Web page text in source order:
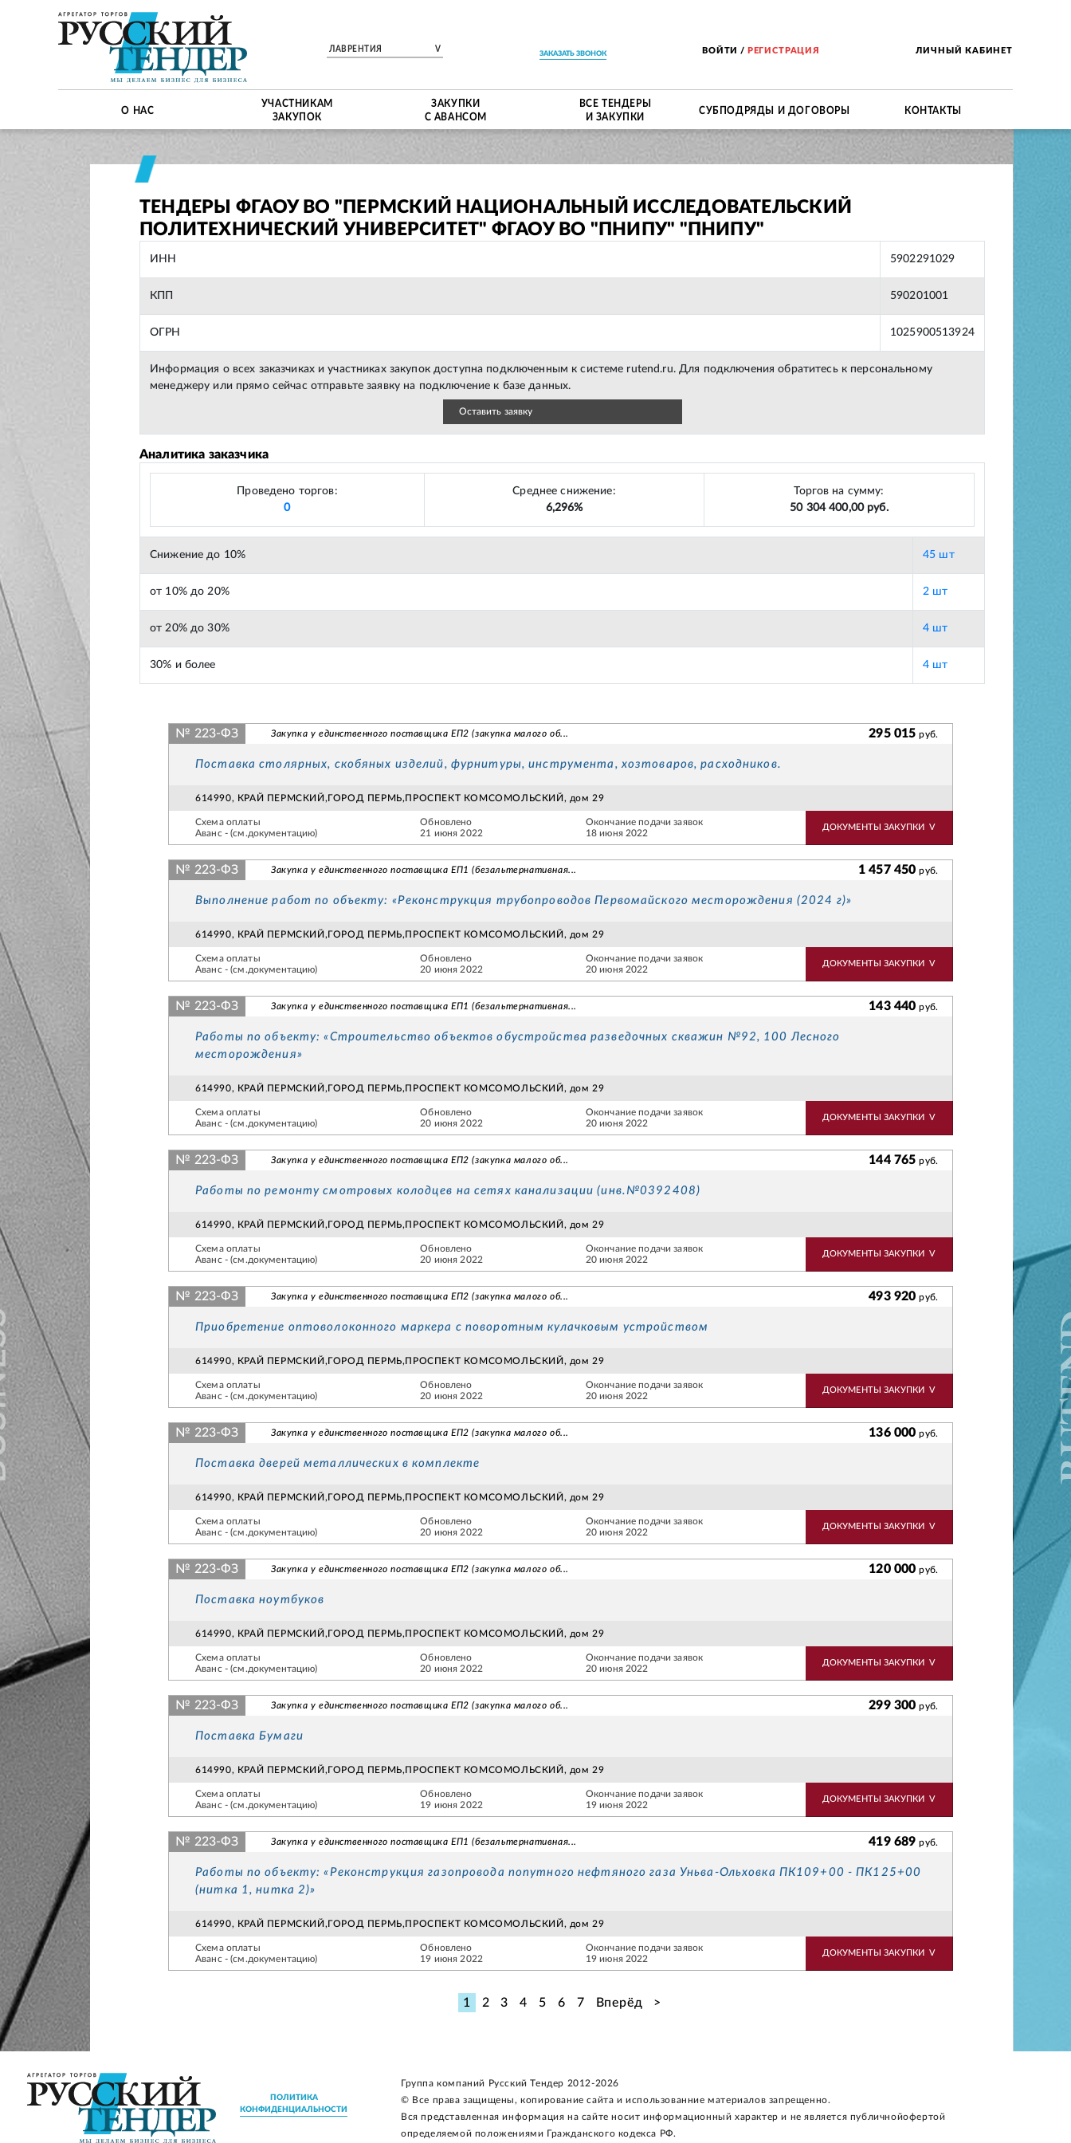
ЛАВРЕНТИЯ V ЗАКАЗАТЬ ЗВОНОК ВОЙТИ / РЕГИСТРАЦИЯ ЛИЧНЫЙ КАБИНЕТ
О НАС
УЧАСТНИКАМ
ЗАКУПОК
ЗАКУПКИ
С АВАНСОМ
ВСЕ ТЕНДЕРЫ
И ЗАКУПКИ
СУБПОДРЯДЫ И ДОГОВОРЫ КОНТАКТЫ
ТЕНДЕРЫ ФГАОУ ВО "ПЕРМСКИЙ НАЦИОНАЛЬНЫЙ ИССЛЕДОВАТЕЛЬСКИЙ
ПОЛИТЕХНИЧЕСКИЙ УНИВЕРСИТЕТ" ФГАОУ ВО "ПНИПУ" "ПНИПУ"
ИНН 5902291029
КПП 590201001
ОГРН 1025900513924
Информация о всех заказчиках и участниках закупок доступна подключенным к системе rutend.ru. Для подключения обратитесь к персональному
менеджеру или прямо сейчас отправьте заявку на подключение к базе данных.
Оставить заявку
Аналитика заказчика
Проведено торгов:
0
Среднее снижение:
6,296%
Торгов на сумму:
50 304 400,00 руб.
Снижение до 10% 45 шт
от 10% до 20% 2 шт
от 20% до 30% 4 шт
30% и более 4 шт
№ 223-ФЗ Закупка у единственного поставщика ЕП2 (закупка малого об... 295 015руб.
Поставка столярных, скобяных изделий, фурнитуры, инструмента, хозтоваров, расходников.
614990, КРАЙ ПЕРМСКИЙ,ГОРОД ПЕРМЬ,ПРОСПЕКТ КОМСОМОЛЬСКИЙ, дом 29
Схема оплаты
Аванс - (см.документацию)
Обновлено
21 июня 2022
Окончание подачи заявок
18 июня 2022
ДОКУМЕНТЫ ЗАКУПКИ V
№ 223-ФЗ Закупка у единственного поставщика ЕП1 (безальтернативная... 1 457 450руб.
Выполнение работ по объекту: «Реконструкция трубопроводов Первомайского месторождения (2024 г)»
614990, КРАЙ ПЕРМСКИЙ,ГОРОД ПЕРМЬ,ПРОСПЕКТ КОМСОМОЛЬСКИЙ, дом 29
Схема оплаты
Аванс - (см.документацию)
Обновлено
20 июня 2022
Окончание подачи заявок
20 июня 2022
ДОКУМЕНТЫ ЗАКУПКИ V
№ 223-ФЗ Закупка у единственного поставщика ЕП1 (безальтернативная... 143 440руб.
Работы по объекту: «Строительство объектов обустройства разведочных скважин №92, 100 Лесного
месторождения»
614990, КРАЙ ПЕРМСКИЙ,ГОРОД ПЕРМЬ,ПРОСПЕКТ КОМСОМОЛЬСКИЙ, дом 29
Схема оплаты
Аванс - (см.документацию)
Обновлено
20 июня 2022
Окончание подачи заявок
20 июня 2022
ДОКУМЕНТЫ ЗАКУПКИ V
№ 223-ФЗ Закупка у единственного поставщика ЕП2 (закупка малого об... 144 765руб.
Работы по ремонту смотровых колодцев на сетях канализации (инв.№0392408)
614990, КРАЙ ПЕРМСКИЙ,ГОРОД ПЕРМЬ,ПРОСПЕКТ КОМСОМОЛЬСКИЙ, дом 29
Схема оплаты
Аванс - (см.документацию)
Обновлено
20 июня 2022
Окончание подачи заявок
20 июня 2022
ДОКУМЕНТЫ ЗАКУПКИ V
№ 223-ФЗ Закупка у единственного поставщика ЕП2 (закупка малого об... 493 920руб.
Приобретение оптоволоконного маркера с поворотным кулачковым устройством
614990, КРАЙ ПЕРМСКИЙ,ГОРОД ПЕРМЬ,ПРОСПЕКТ КОМСОМОЛЬСКИЙ, дом 29
Схема оплаты
Аванс - (см.документацию)
Обновлено
20 июня 2022
Окончание подачи заявок
20 июня 2022
ДОКУМЕНТЫ ЗАКУПКИ V
№ 223-ФЗ Закупка у единственного поставщика ЕП2 (закупка малого об... 136 000руб.
Поставка дверей металлических в комплекте
614990, КРАЙ ПЕРМСКИЙ,ГОРОД ПЕРМЬ,ПРОСПЕКТ КОМСОМОЛЬСКИЙ, дом 29
Схема оплаты
Аванс - (см.документацию)
Обновлено
20 июня 2022
Окончание подачи заявок
20 июня 2022
ДОКУМЕНТЫ ЗАКУПКИ V
№ 223-ФЗ Закупка у единственного поставщика ЕП2 (закупка малого об... 120 000руб.
Поставка ноутбуков
614990, КРАЙ ПЕРМСКИЙ,ГОРОД ПЕРМЬ,ПРОСПЕКТ КОМСОМОЛЬСКИЙ, дом 29
Схема оплаты
Аванс - (см.документацию)
Обновлено
20 июня 2022
Окончание подачи заявок
20 июня 2022
ДОКУМЕНТЫ ЗАКУПКИ V
№ 223-ФЗ Закупка у единственного поставщика ЕП2 (закупка малого об... 299 300руб.
Поставка Бумаги
614990, КРАЙ ПЕРМСКИЙ,ГОРОД ПЕРМЬ,ПРОСПЕКТ КОМСОМОЛЬСКИЙ, дом 29
Схема оплаты
Аванс - (см.документацию)
Обновлено
19 июня 2022
Окончание подачи заявок
19 июня 2022
ДОКУМЕНТЫ ЗАКУПКИ V
№ 223-ФЗ Закупка у единственного поставщика ЕП1 (безальтернативная... 419 689руб.
Работы по объекту: «Реконструкция газопровода попутного нефтяного газа Уньва-Ольховка ПК109+00 - ПК125+00
(нитка 1, нитка 2)»
614990, КРАЙ ПЕРМСКИЙ,ГОРОД ПЕРМЬ,ПРОСПЕКТ КОМСОМОЛЬСКИЙ, дом 29
Схема оплаты
Аванс - (см.документацию)
Обновлено
19 июня 2022
Окончание подачи заявок
19 июня 2022
ДОКУМЕНТЫ ЗАКУПКИ V
1 2 3 4 5 6 7 Вперёд >
ПОЛИТИКА
КОНФИДЕНЦИАЛЬНОСТИ
Группа компаний Русский Тендер 2012-2026
© Все права защищены, копирование сайта и использованние материалов запрещенно.
Вся представленная информация на сайте носит информационный характер и не является публичнойофертой
определяемой положениями Гражданского кодекса РФ.